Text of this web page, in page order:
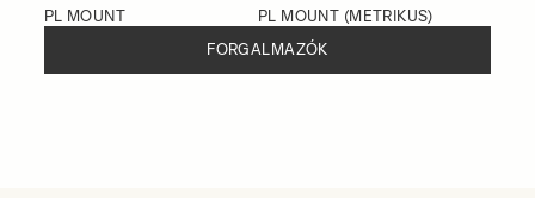
PL MOUNT
PL MOUNT (METRIKUS)
FORGALMAZÓK